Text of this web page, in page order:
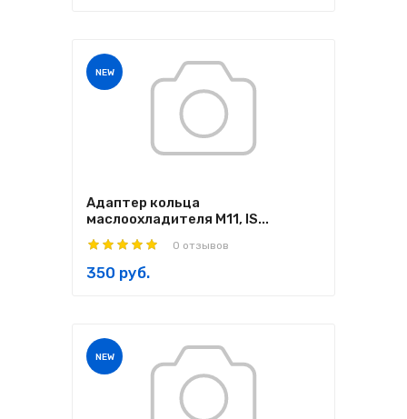
NEW
Адаптер кольца
маслоохладителя M11, IS...
0 отзывов
350 руб.
NEW